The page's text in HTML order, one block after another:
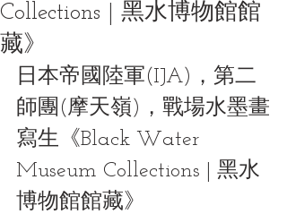
Collections | 黑水博物館館
藏》
日本帝國陸軍(IJA)，第二
師團(摩天嶺)，戰場水墨畫
寫生《Black Water
Museum Collections | 黑水
博物館館藏》